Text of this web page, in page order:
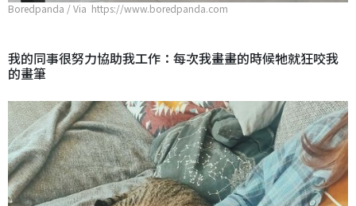
Boredpanda / Via https://www.boredpanda.com
我的同事很努力協助我工作：每次我畫畫的時候牠就狂咬我
的畫筆